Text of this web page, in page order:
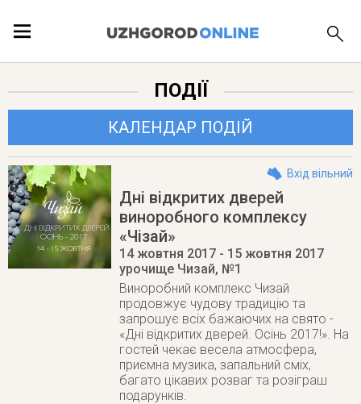
ПУБЛІКАЦІЇ
ПОДІЇ
КАЛЕНДАР ПОДІЙ
Вхід вільний
Дні відкритих дверей
виноробного комплексу
«Чізай»
14 жовтня 2017 - 15 жовтня 2017
урочище Чизай, №1
Виноробний комплекс Чизай
продовжує чудову традицію та
запрошує всіх бажаючих на свято -
«Дні відкритих дверей. Осінь 2017!». На
гостей чекає весела атмосфера,
приємна музика, запальний сміх,
багато цікавих розваг та розіграш
подарунків.